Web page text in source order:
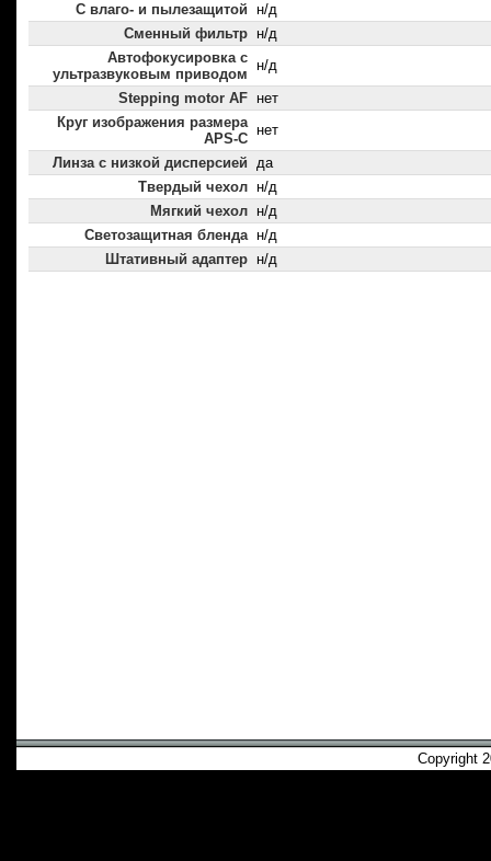
С влаго- и пылезащитой н/д
Сменный фильтр н/д
Автофокусировка с
ультразвуковым приводом
н/д
Stepping motor AF нет
Круг изображения размера
APS-C
нет
Линза с низкой дисперсией да
Твердый чехол н/д
Мягкий чехол н/д
Светозащитная бленда н/д
Штативный адаптер н/д
Copyright